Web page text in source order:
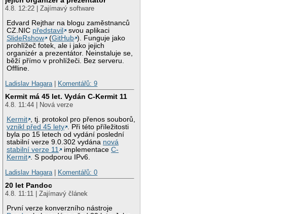
4.8. 12:22 | Zajímavý software
Edvard Rejthar na blogu zaměstnanců
CZ.NIC představil
svou aplikaci
SlideRshow
(GitHub ). Funguje jako
prohlížeč fotek, ale i jako jejich
organizér a prezentátor. Neinstaluje se,
běží přímo v prohlížeči. Bez serveru.
Offline.
Ladislav Hagara | Komentářů: 9
Kermit má 45 let. Vydán C-Kermit 11
4.8. 11:44 | Nová verze
Kermit , tj. protokol pro přenos souborů,
vznikl před 45 lety . Při této příležitosti
byla po 15 letech od vydání poslední
stabilní verze 9.0.302 vydána nová
stabilní verze 11
implementaceC-
Kermit . S podporou IPv6.
Ladislav Hagara | Komentářů: 0
20 let Pandoc
4.8. 11:11 | Zajímavý článek
První verze konverzního nástroje